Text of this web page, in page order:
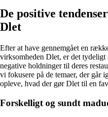
De positive
Dlet
Efter at have gennemgået en
virksomheden Dlet, er det tydeligt
negative holdninger til deres
vi fokusere på de temaer, der går
opleve, hvad der gør Dlet til en
Forskelligt og sundt